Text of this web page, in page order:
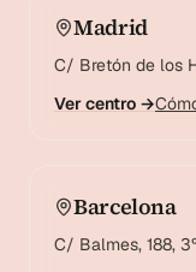
Madrid
C/ Bretón de los
Ver centro →
Barcelona
C/ Balmes, 188,